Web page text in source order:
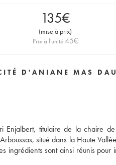
135€
(mise à prix)
Prix à l'unité45€
D'ANIANE MAS
titulaire de la chaire
situé dans la Haute
ingrédients sont ainsi réunis